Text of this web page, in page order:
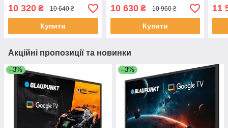
10 320 ₴ 10 640 ₴
Купити
10 630₴ 10 960 ₴
Купити
11
Акційні пропозиції та новинки
–3% –3%